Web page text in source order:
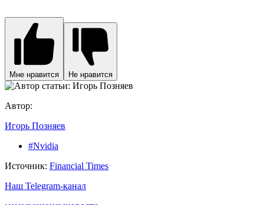
Мне нравится Не нравится
Автор:
Игорь Позняев
#Nvidia
Источник: Financial Times
Наш Telegram-канал